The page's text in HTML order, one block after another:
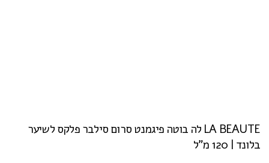
LA BEAUTE לה בוטה פיגמנט סרום סילבר פלקס לשיער
בלונד | 120 מ"ל